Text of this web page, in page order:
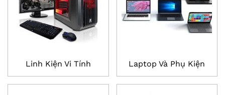
Linh Kiện Vi Tính Laptop Và Phụ Kiện